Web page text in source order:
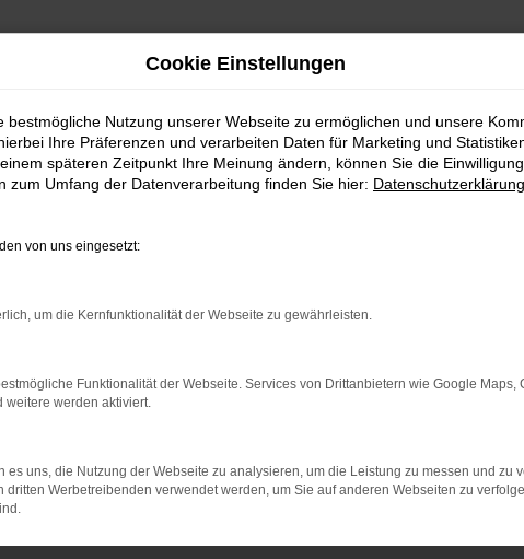
bestimmter Seiten verhindern. Funktioniert die Seite in
beheben.
auf dem neuesten Stand sind.
kann auch dazu führen, dass bestimmte Funktionen nicht
uns bitte. Wir werden versuchen, das Problem zu
Cookie Einstellungen
bestmögliche Nutzung unserer Webseite zu ermöglichen und unsere
Ihre Präferenzen und verarbeiten Daten für Marketing und
späteren Zeitpunkt Ihre Meinung ändern, können Sie die
zum Umfang der Datenverarbeitung finden Sie hier: Datenschutzerklärung
von uns eingesetzt:
um die Kernfunktionalität der Webseite zu gewährleisten.
Funktionalität der Webseite. Services von Drittanbietern wie Google Maps,
weitere werden aktiviert.
es uns, die Nutzung der Webseite zu analysieren, um die Leistung zu messen und zu
dritten Werbetreibenden verwendet werden, um Sie auf anderen Webseiten zu